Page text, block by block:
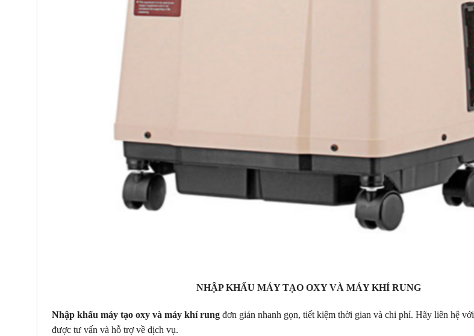
NHẬP KHẨU MÁY TẠO OXY VÀ MÁY KHÍ RUNG
Nhập khẩu máy tạo oxy và máy khí rung đơn giản nhanh gọn, tiết kiệm thời gian và chi phí. Hãy liên hệ với
được tư vấn và hỗ trợ về dịch vụ.